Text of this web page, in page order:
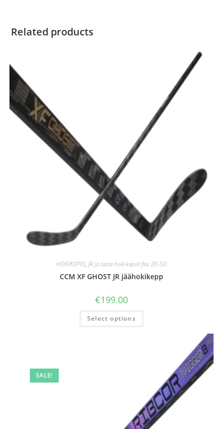
Related products
HOKIKEPID, JR ja laste hokikepid flex 20-50
CCM XF GHOST JR jäähokikepp
€199.00
Select options
SALE!